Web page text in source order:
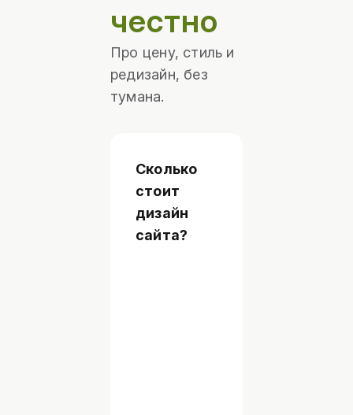
честно
Про цену, стиль и
редизайн, без
тумана.
Сколько
стоит
дизайн
сайта?